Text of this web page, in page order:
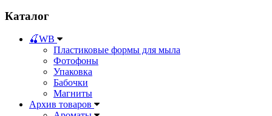
Каталог
🍒WB
Пластиковые формы для мыла
Фотофоны
Упаковка
Бабочки
Магниты
Архив товаров